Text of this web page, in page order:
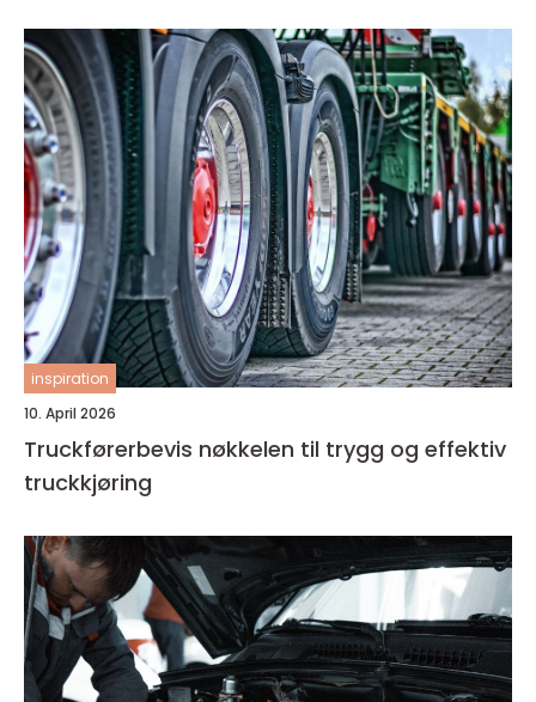
inspiration
10. April 2026
Truckførerbevis nøkkelen til trygg og effektiv
truckkjøring